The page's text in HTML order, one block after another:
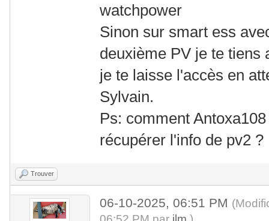
watchpower
Sinon sur smart ess
deuxième PV je te tiens
je te laisse l'accès en
Sylvain.
Ps: comment
récupérer l'info de pv2 ?
Trouver
06-10-2025, 06:51 PM